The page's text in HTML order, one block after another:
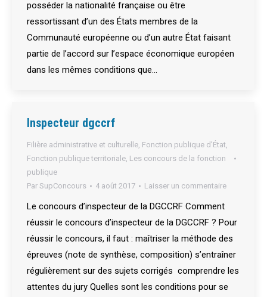
posséder la nationalité française ou être
ressortissant d’un des États membres de la
Communauté européenne ou d’un autre État faisant
partie de l’accord sur l’espace économique européen
dans les mêmes conditions que…
Inspecteur dgccrf
Filière administrative et culturelle, Fonction publique d’État,
Fonction publique territoriale, Les concours de la fonction
publique
Par SupConcours 4 août 2017 Laisser un commentaire
Le concours d’inspecteur de la DGCCRF Comment
réussir le concours d’inspecteur de la DGCCRF ? Pour
réussir le concours, il faut : maîtriser la méthode des
épreuves (note de synthèse, composition) s’entraîner
régulièrement sur des sujets corrigés comprendre les
attentes du jury Quelles sont les conditions pour se